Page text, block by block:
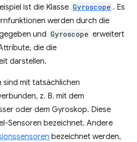
ist die Klasse Gyroscope . Es
werden durch die
und Gyroscope erweitert
die die
darstellen.
sind mit tatsächlichen
z. B. mit dem
oder dem Gyroskop. Diese
Sensoren bezeichnet. Andere
bezeichnet werden,